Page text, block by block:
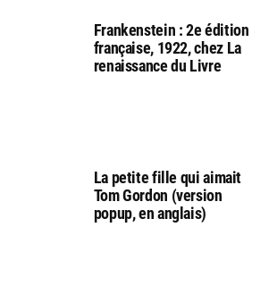
Frankenstein : 2e édition
française, 1922, chez La
renaissance du Livre
La petite fille qui aimait
Tom Gordon (version
popup, en anglais)